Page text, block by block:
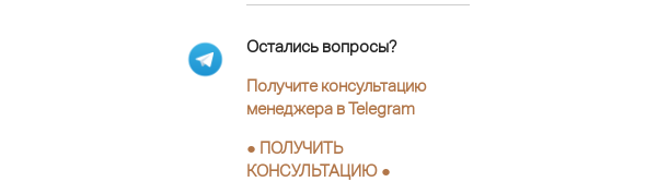
Остались вопросы?
Получите консультацию
менеджера в Telegram
● ПОЛУЧИТЬ
КОНСУЛЬТАЦИЮ ●